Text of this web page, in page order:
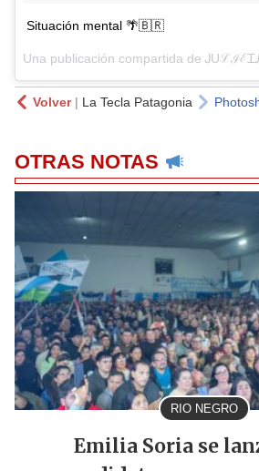
Situación mental 🌴🇧🇷
Volver| La Tecla Patagonia
OTRAS NOTAS
RIO NEGRO
Emilia Soria se